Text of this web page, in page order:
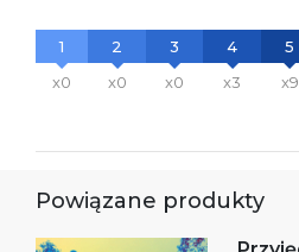
1
x0
2
x0
3
x0
4
x3
5
x9
Powiązane produkty